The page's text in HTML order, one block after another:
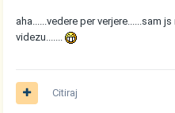
aha......vedere per verjere......sam
videzu.......
Citiraj